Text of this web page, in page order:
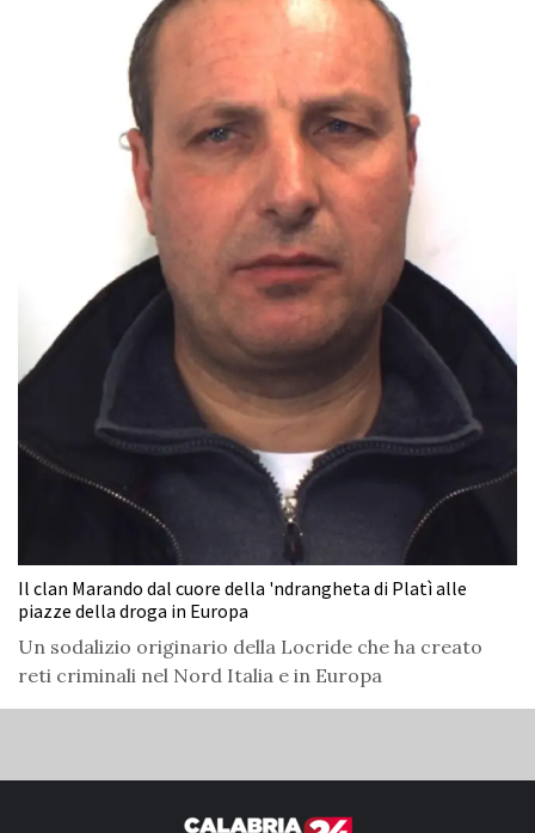
Il clan Marando dal cuore della 'ndrangheta di Platì alle
piazze della droga in Europa
Un sodalizio originario della Locride che ha creato
reti criminali nel Nord Italia e in Europa